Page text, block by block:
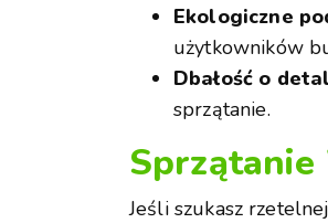
Ekologiczne
użytkowników
Dbałość o
sprzątanie.
Jeśli szukasz